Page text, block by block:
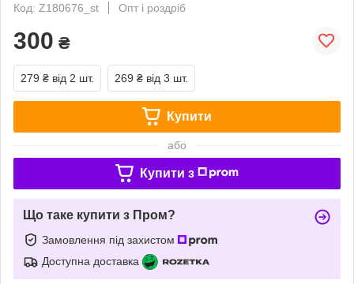
Код: Z180676_st
Опт і роздріб
300 ₴
279 ₴ від 2 шт. 269 ₴ від 3 шт.
Купити
або
Купити з
Що таке купити з Пром?
Замовлення під захистом
Доступна доставка